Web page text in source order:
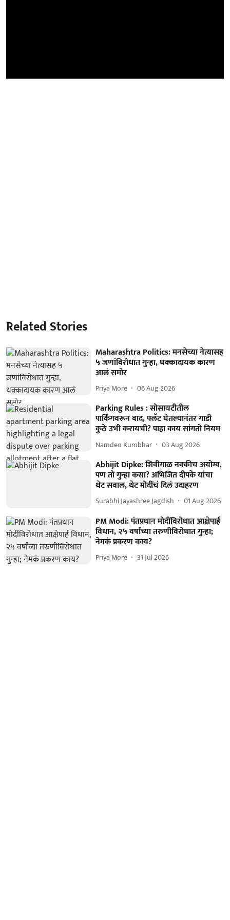
Related Stories
Maharashtra Politics: मनसेच्या नेत्यासह
५ जणांविरोधात गुन्हा, धक्कादायक कारण
आलं समोर
Priya More 06 Aug 2026
Parking Rules : सोसायटीतील
पार्किंगवरून वाद, फ्लॅट घेतल्यानंतर गाडी
कुठे उभी करायची? पाहा काय सांगतो नियम
Namdeo Kumbhar 03 Aug 2026
Abhijit Dipke: शिवीगाळ नक्कीच अयोग्य,
पण तो गुन्हा कसा? अभिजित दीपके यांचा
थेट सवाल, थेट मोदींचं दिलं उदाहरण
Surabhi Jayashree Jagdish 01 Aug 2026
PM Modi: पंतप्रधान मोदींविरोधात आक्षेपार्ह
विधान, २५ वर्षांच्या तरुणीविरोधात गुन्हा;
नेमकं प्रकरण काय?
Priya More 31 Jul 2026